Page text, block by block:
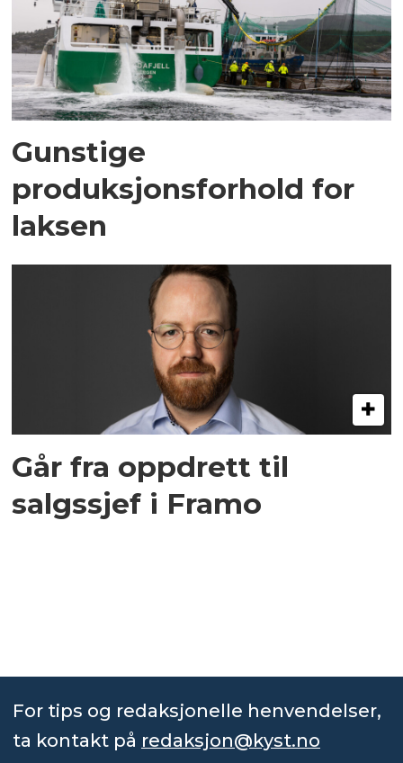
Gunstige
produksjonsforhold for
laksen
Går fra oppdrett til
salgssjef i Framo
For tips og redaksjonelle henvendelser,
ta kontakt på redaksjon@kyst.no